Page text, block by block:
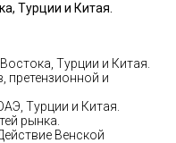
Турции и Китая.
Турции и Китая.
претензионной и
Турции и Китая.
рынка.
Венской